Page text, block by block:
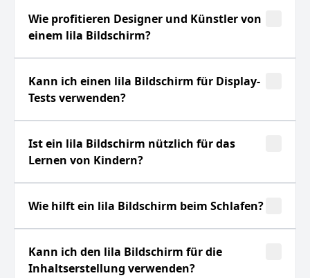
Wie profitieren Designer und Künstler von
einem lila Bildschirm?
Kann ich einen lila Bildschirm für Display-
Tests verwenden?
Ist ein lila Bildschirm nützlich für das
Lernen von Kindern?
Wie hilft ein lila Bildschirm beim Schlafen?
Kann ich den lila Bildschirm für die
Inhaltserstellung verwenden?